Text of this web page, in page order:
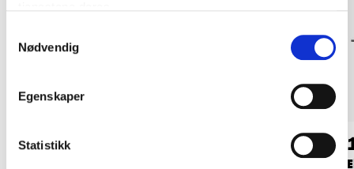
Nødvendig
Egenskaper
Statistikk
9990